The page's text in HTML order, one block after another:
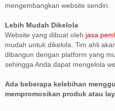
mengembangkan website sendiri.
Lebih Mudah Dikelola
Website yang dibuat oleh jasa
mudah untuk dikelola. Tim ahli
dibangun dengan platform yang
sehingga Anda dapat mengelola
Ada beberapa kelebihan
mempromosikan produk atau